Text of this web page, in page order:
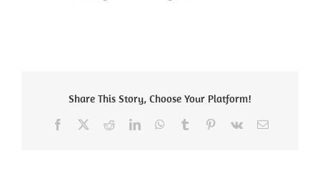
Share This Story, Choose Your Platform!
Facebook RedditLinkedInWhatsApp
Tumblr Pinterest
Vk
E-